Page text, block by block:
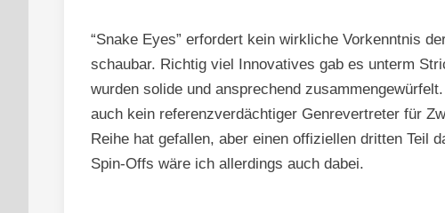
“Snake Eyes” erfordert kein wirkliche Vorkenntnis
schaubar. Richtig viel Innovatives gab es unterm
wurden solide und ansprechend
auch kein referenzverdächtiger Genrevertreter für
Reihe hat gefallen, aber einen offiziellen dritten Teil
Spin-Offs wäre ich allerdings auch dabei.